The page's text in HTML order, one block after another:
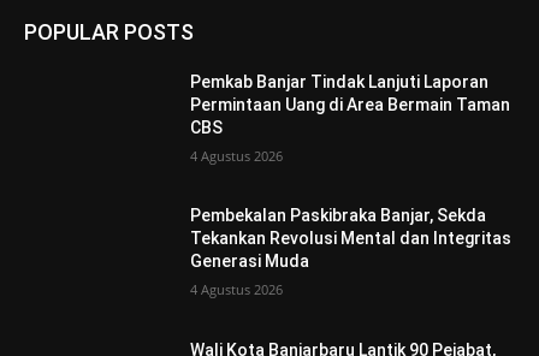
POPULAR POSTS
Pemkab Banjar Tindak Lanjuti Laporan
Permintaan Uang di Area Bermain Taman
CBS
4 Agustus 2026
Pembekalan Paskibraka Banjar, Sekda
Tekankan Revolusi Mental dan Integritas
Generasi Muda
4 Agustus 2026
Wali Kota Banjarbaru Lantik 90 Pejabat,